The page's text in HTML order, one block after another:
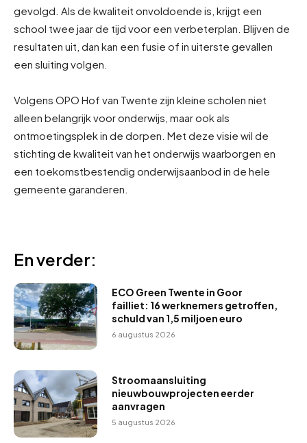
gevolgd. Als de kwaliteit onvoldoende is, krijgt een
school twee jaar de tijd voor een verbeterplan. Blijven de
resultaten uit, dan kan een fusie of in uiterste gevallen
een sluiting volgen.
Volgens OPO Hof van Twente zijn kleine scholen niet
alleen belangrijk voor onderwijs, maar ook als
ontmoetingsplek in de dorpen. Met deze visie wil de
stichting de kwaliteit van het onderwijs waarborgen en
een toekomstbestendig onderwijsaanbod in de hele
gemeente garanderen.
En verder:
ECO Green Twente in Goor
failliet: 16 werknemers getroffen,
schuld van 1,5 miljoen euro
6 augustus 2026
Stroomaansluiting
nieuwbouwprojecten eerder
aanvragen
5 augustus 2026